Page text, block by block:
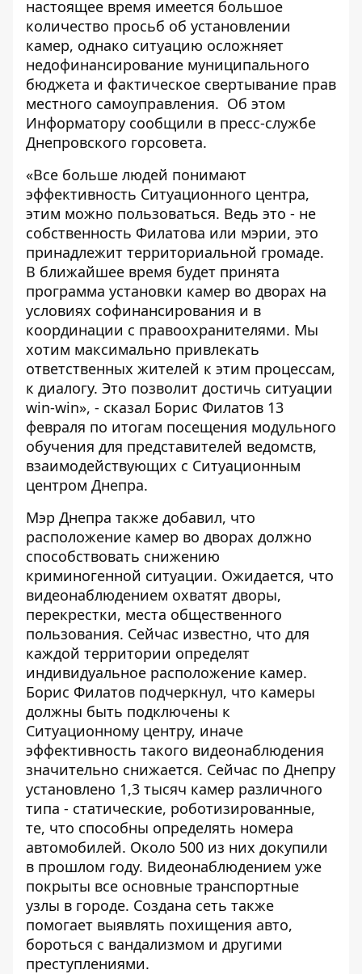
настоящее время имеется большое
количество просьб об установлении
камер, однако ситуацию осложняет
недофинансирование муниципального
бюджета и фактическое свертывание прав
местного самоуправления. Об этом
Информатору сообщили в пресс-службе
Днепровского горсовета.
«Все больше людей понимают
эффективность Ситуационного центра,
этим можно пользоваться. Ведь это - не
собственность Филатова или мэрии, это
принадлежит территориальной громаде.
В ближайшее время будет принята
программа установки камер во дворах на
условиях софинансирования и в
координации с правоохранителями. Мы
хотим максимально привлекать
ответственных жителей к этим процессам,
к диалогу. Это позволит достичь ситуации
win-win», - сказал Борис Филатов 13
февраля по итогам посещения модульного
обучения для представителей ведомств,
взаимодействующих с Ситуационным
центром Днепра.
Мэр Днепра также добавил, что
расположение камер во дворах должно
способствовать снижению
криминогенной ситуации. Ожидается, что
видеонаблюдением охватят дворы,
перекрестки, места общественного
пользования. Сейчас известно, что для
каждой территории определят
индивидуальное расположение камер.
Борис Филатов подчеркнул, что камеры
должны быть подключены к
Ситуационному центру, иначе
эффективность такого видеонаблюдения
значительно снижается. Сейчас по Днепру
установлено 1,3 тысяч камер различного
типа - статические, роботизированные,
те, что способны определять номера
автомобилей. Около 500 из них докупили
в прошлом году. Видеонаблюдением уже
покрыты все основные транспортные
узлы в городе. Создана сеть также
помогает выявлять похищения авто,
бороться с вандализмом и другими
преступлениями.